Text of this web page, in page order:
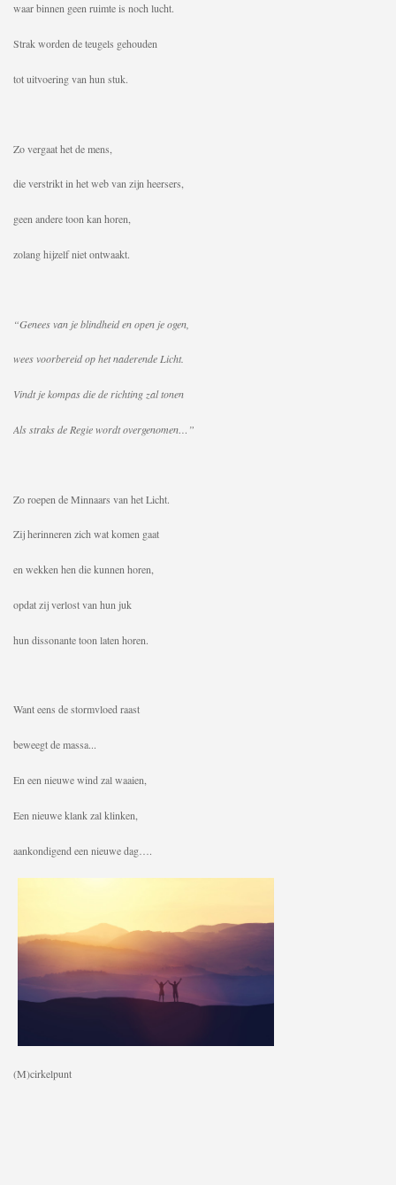
waar binnen geen ruimte is noch lucht.
Strak worden de teugels gehouden
tot uitvoering van hun stuk.
Zo vergaat het de mens,
die verstrikt in het web van zijn heersers,
geen andere toon kan horen,
zolang hijzelf niet ontwaakt.
“Genees van je blindheid en open je ogen,
wees voorbereid op het naderende Licht.
Vindt je kompas die de richting zal tonen
Als straks de Regie wordt overgenomen…”
Zo roepen de Minnaars van het Licht.
Zij herinneren zich wat komen gaat
en wekken hen die kunnen horen,
opdat zij verlost van hun juk
hun dissonante toon laten horen.
Want eens de stormvloed raast
beweegt de massa...
En een nieuwe wind zal waaien,
Een nieuwe klank zal klinken,
aankondigend een nieuwe dag….
(M)cirkelpunt